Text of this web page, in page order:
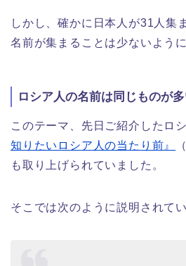
しかし、確かに日本人が31人集
名前が集まることは少ないよう
ロシア人の名前は同じものが多
このテーマ、先日ご紹介したロ
知りたいロシア人の当たり前』
も取り上げられていました。
そこでは次のように説明されてい